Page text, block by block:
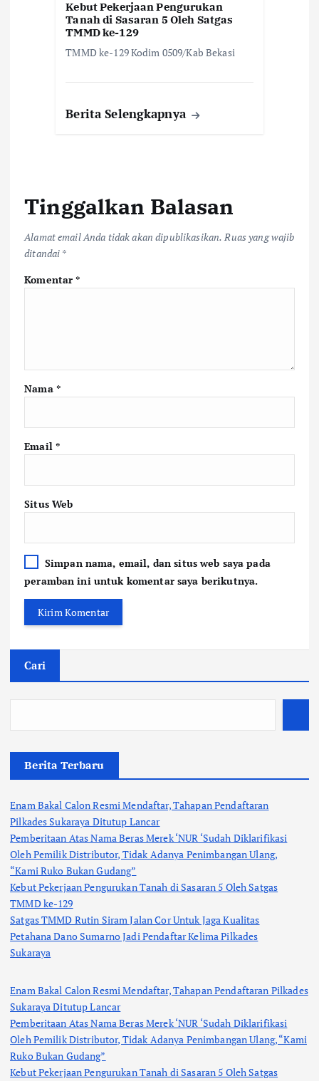
Kebut Pekerjaan Pengurukan
Tanah di Sasaran 5 Oleh Satgas
TMMD ke-129
TMMD ke-129 Kodim 0509/Kab Bekasi
Berita Selengkapnya
Tinggalkan Balasan
Alamat email Anda tidak akan dipublikasikan. Ruas yang wajib
ditandai *
Komentar*
Nama *
Email *
Situs Web
Simpan nama, email, dan situs web saya pada
peramban ini untuk komentar saya berikutnya.
Cari
Berita Terbaru
Enam Bakal Calon Resmi Mendaftar, Tahapan Pendaftaran
Pilkades Sukaraya Ditutup Lancar
Pemberitaan Atas Nama Beras Merek ‘NUR ‘Sudah Diklarifikasi
Oleh Pemilik Distributor, Tidak Adanya Penimbangan Ulang,
“Kami Ruko Bukan Gudang”
Kebut Pekerjaan Pengurukan Tanah di Sasaran 5 Oleh Satgas
TMMD ke-129
Satgas TMMD Rutin Siram Jalan Cor Untuk Jaga Kualitas
Petahana Dano Sumarno Jadi Pendaftar Kelima Pilkades
Sukaraya
Enam Bakal Calon Resmi Mendaftar, Tahapan Pendaftaran Pilkades
Sukaraya Ditutup Lancar
Pemberitaan Atas Nama Beras Merek ‘NUR ‘Sudah Diklarifikasi
Oleh Pemilik Distributor, Tidak Adanya Penimbangan Ulang, “Kami
Ruko Bukan Gudang”
Kebut Pekerjaan Pengurukan Tanah di Sasaran 5 Oleh Satgas